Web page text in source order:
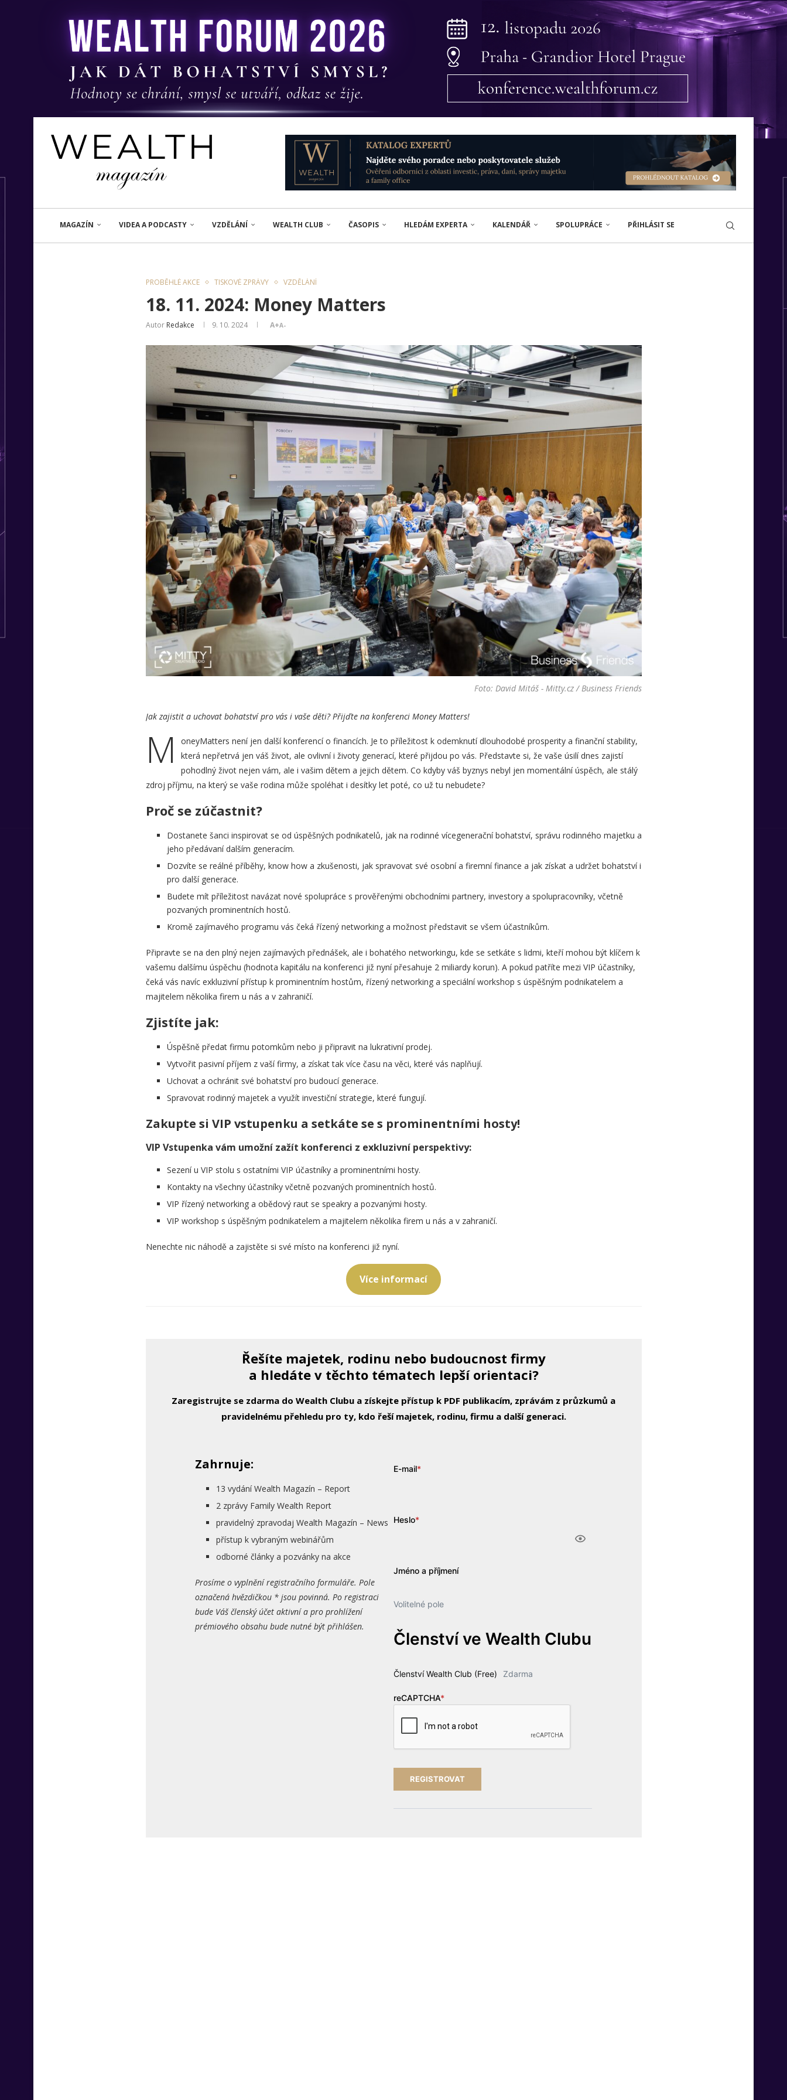
MAGAZÍN VIDEA A PODCASTY VZDĚLÁNÍ WEALTH CLUB ČASOPIS HLEDÁM EXPERTA KALENDÁŘ SPOLUPRÁCE PŘIHLÁSIT SE
PROBĚHLÉ AKCE TISKOVÉ ZPRÁVY VZDĚLÁNÍ
18. 11. 2024: Money Matters
Autor Redakce 9. 10. 2024 A+A-
Foto: David Mitáš - Mitty.cz / Business Friends
Jak zajistit a uchovat bohatství pro vás i vaše děti? Přijďte na konferenci Money Matters!
M
oneyMatters není jen další konferencí o financích. Je to příležitost k odemknutí dlouhodobé prosperity a finanční stability,
která nepřetrvá jen váš život, ale ovlivní i životy generací, které přijdou po vás. Představte si, že vaše úsilí dnes zajistí
pohodlný život nejen vám, ale i vašim dětem a jejich dětem. Co kdyby váš byznys nebyl jen momentální úspěch, ale stálý
zdroj příjmu, na který se vaše rodina může spoléhat i desítky let poté, co už tu nebudete?
Proč se zúčastnit?
Dostanete šanci inspirovat se od úspěšných podnikatelů, jak na rodinné vícegenerační bohatství, správu rodinného majetku a
jeho předávaní dalším generacím.
Dozvíte se reálné příběhy, know how a zkušenosti, jak spravovat své osobní a firemní finance a jak získat a udržet bohatství i
pro další generace.
Budete mít příležitost navázat nové spolupráce s prověřenými obchodními partnery, investory a spolupracovníky, včetně
pozvaných prominentních hostů.
Kromě zajímavého programu vás čeká řízený networking a možnost představit se všem účastníkům.
Připravte se na den plný nejen zajímavých přednášek, ale i bohatého networkingu, kde se setkáte s lidmi, kteří mohou být klíčem k
vašemu dalšímu úspěchu (hodnota kapitálu na konferenci již nyní přesahuje 2 miliardy korun). A pokud patříte mezi VIP účastníky,
čeká vás navíc exkluzivní přístup k prominentním hostům, řízený networking a speciální workshop s úspěšným podnikatelem a
majitelem několika firem u nás a v zahraničí.
Zjistíte jak:
Úspěšně předat firmu potomkům nebo ji připravit na lukrativní prodej.
Vytvořit pasivní příjem z vaší firmy, a získat tak více času na věci, které vás naplňují.
Uchovat a ochránit své bohatství pro budoucí generace.
Spravovat rodinný majetek a využít investiční strategie, které fungují.
Zakupte si VIP vstupenku a setkáte se s prominentními hosty!
VIP Vstupenka vám umožní zažít konferenci z exkluzivní perspektivy:
Sezení u VIP stolu s ostatními VIP účastníky a prominentními hosty.
Kontakty na všechny účastníky včetně pozvaných prominentních hostů.
VIP řízený networking a obědový raut se speakry a pozvanými hosty.
VIP workshop s úspěšným podnikatelem a majitelem několika firem u nás a v zahraničí.
Nenechte nic náhodě a zajistěte si své místo na konferenci již nyní.
Více informací
Řešíte majetek, rodinu nebo budoucnost firmy
a hledáte v těchto tématech lepší orientaci?
Zaregistrujte se zdarma do Wealth Clubu a získejte přístup k PDF publikacím, zprávám z průzkumů a
pravidelnému přehledu pro ty, kdo řeší majetek, rodinu, firmu a další generaci.
Zahrnuje:
13 vydání Wealth Magazín – Report
2 zprávy Family Wealth Report
pravidelný zpravodaj Wealth Magazín – News
přístup k vybraným webinářům
odborné články a pozvánky na akce
Prosíme o vyplnění registračního formuláře. Pole
označená hvězdičkou * jsou povinná. Po registraci
bude Váš členský účet aktivní a pro prohlížení
prémiového obsahu bude nutné být přihlášen.
E-mail*
Heslo*
Jméno a příjmení
Volitelné pole
Členství ve Wealth Clubu
Členství Wealth Club (Free) Zdarma
reCAPTCHA*